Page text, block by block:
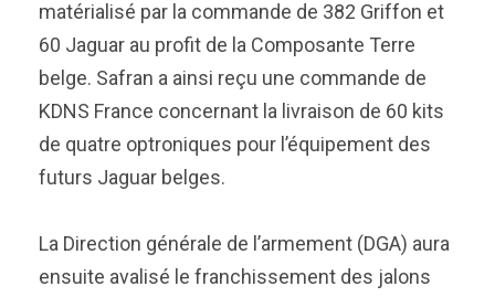
matérialisé par la commande de 382 Griffon et
60 Jaguar au profit de la Composante Terre
belge. Safran a ainsi reçu une commande de
KDNS France concernant la livraison de 60 kits
de quatre optroniques pour l’équipement des
futurs Jaguar belges.
La Direction générale de l’armement (DGA) aura
ensuite avalisé le franchissement des jalons